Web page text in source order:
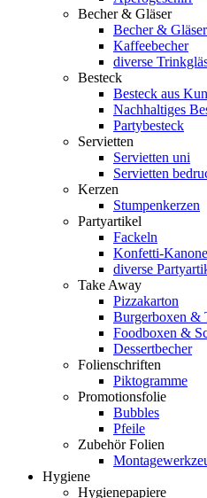
Becher & Gläser
Becher &
Kaffeebecher
diverse
Besteck
Besteck aus
Nachhaltiges
Partybesteck
Servietten
Servietten uni
Servietten
Kerzen
Stumpenkerzen
Partyartikel
Fackeln
Konfetti-
diverse
Take Away
Pizzakarton
Burgerboxen &
Foodboxen &
Dessertbecher
Folienschriften
Piktogramme
Promotionsfolie
Bubbles
Pfeile
Zubehör Folien
Hygiene
Hygienepapiere